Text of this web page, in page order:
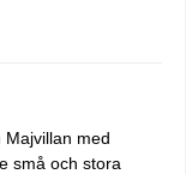
med
små och stora